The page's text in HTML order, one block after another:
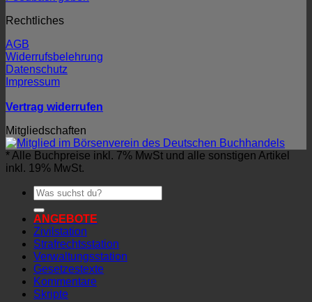
Rechtliches
AGB
Widerrufsbelehrung
Datenschutz
Impressum
Vertrag widerrufen
Mitgliedschaften
* Alle Buchpreise inkl. 7% MwSt und alle sonstigen Artikel
inkl. 19% MwSt.
Suchen
nach:
ANGEBOTE
Zivilstation
Strafrechtsstation
Verwaltungsstation
Gesetzestexte
Kommentare
Skripte